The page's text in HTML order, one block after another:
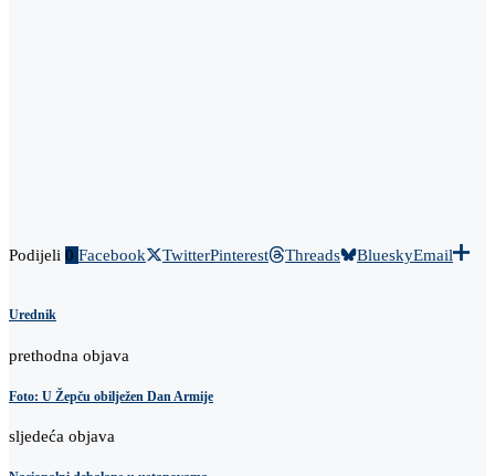
Podijeli 0 Facebook TwitterPinterest Threads BlueskyEmail
Urednik
prethodna objava
Foto: U Žepču obilježen Dan Armije
sljedeća objava